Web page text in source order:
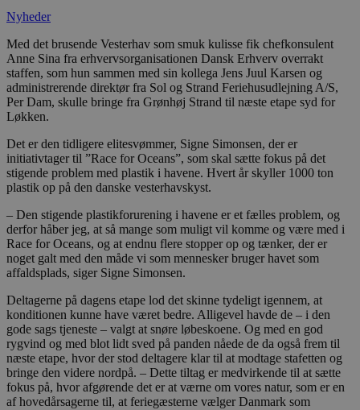
Nyheder
Med det brusende Vesterhav som smuk kulisse fik chefkonsulent
Anne Sina fra erhvervsorganisationen Dansk Erhverv overrakt
staffen, som hun sammen med sin kollega Jens Juul Karsen og
administrerende direktør fra Sol og Strand Feriehusudlejning A/S,
Per Dam, skulle bringe fra Grønhøj Strand til næste etape syd for
Løkken.
Det er den tidligere elitesvømmer, Signe Simonsen, der er
initiativtager til ”Race for Oceans”, som skal sætte fokus på det
stigende problem med plastik i havene. Hvert år skyller 1000 ton
plastik op på den danske vesterhavskyst.
– Den stigende plastikforurening i havene er et fælles problem, og
derfor håber jeg, at så mange som muligt vil komme og være med i
Race for Oceans, og at endnu flere stopper op og tænker, der er
noget galt med den måde vi som mennesker bruger havet som
affaldsplads, siger Signe Simonsen.
Deltagerne på dagens etape lod det skinne tydeligt igennem, at
konditionen kunne have været bedre. Alligevel havde de – i den
gode sags tjeneste – valgt at snøre løbeskoene. Og med en god
rygvind og med blot lidt sved på panden nåede de da også frem til
næste etape, hvor der stod deltagere klar til at modtage stafetten og
bringe den videre nordpå. – Dette tiltag er medvirkende til at sætte
fokus på, hvor afgørende det er at værne om vores natur, som er en
af hovedårsagerne til, at feriegæsterne vælger Danmark som